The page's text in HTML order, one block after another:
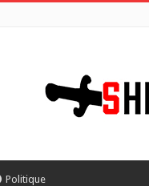
Politique